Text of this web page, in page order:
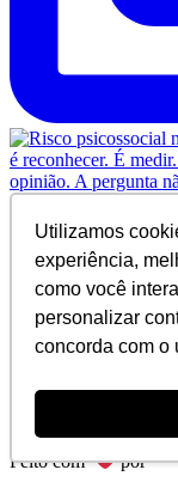
Utilizamos
experiência,
como você
personalizar
concorda com o
© Copyright 2024
Feito com por